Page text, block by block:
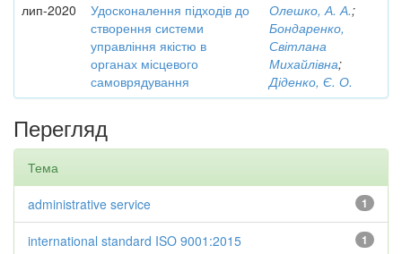
лип-2020
Удосконалення підходів до
створення системи
управління якістю в
органах місцевого
самоврядування
Олешко, А. А.;
Бондаренко,
Світлана
Михайлівна;
Діденко, Є. О.
Перегляд
Тема
1
administrative service
1
international standard ISO 9001:2015